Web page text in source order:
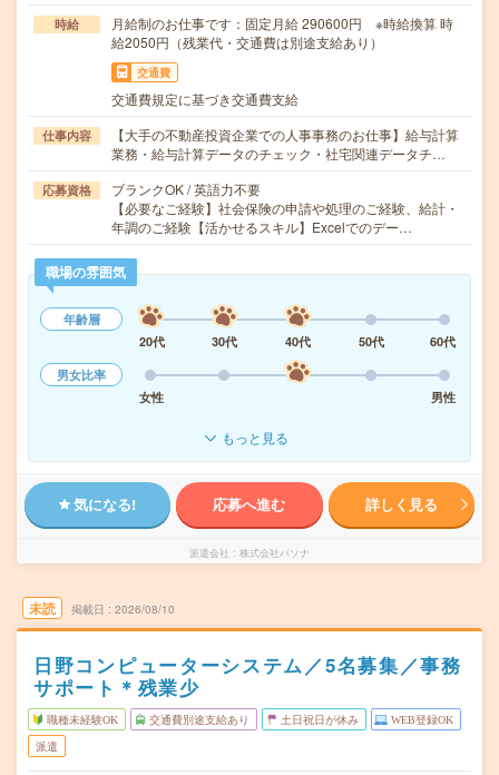
時給
月給制のお仕事です：固定月給 290600円 ※時給換算 時
給2050円（残業代・交通費は別途支給あり）
交通費
交通費規定に基づき交通費支給
仕事内容
【大手の不動産投資企業での人事事務のお仕事】給与計算
業務・給与計算データのチェック・社宅関連データチ…
応募資格
ブランクOK / 英語力不要
【必要なご経験】社会保険の申請や処理のご経験、給計・
年調のご経験【活かせるスキル】Excelでのデー…
職場の雰囲気
年齢層
20代
30代 40代 50代
60代
男女比率
女性
男性
もっと見る
気になる! 応募へ進む 詳しく見る
派遣会社 株式会社パソナ
未読 掲載日 2026/08/10
日野コンピューターシステム／5名募集／事務
サポート＊残業少
職種未経験OK 交通費別途支給あり 土日祝日が休み WEB登録OK
派遣